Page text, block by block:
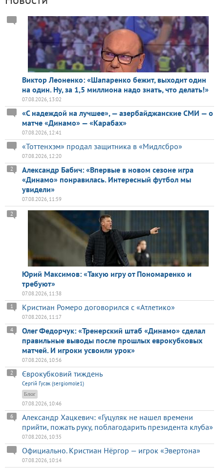
Виктор Леоненко: «Шапаренко бежит, выходит один
на один. Ну, за 1,5 миллиона надо знать, что делать!»
07.08.2026, 13:02
«С надеждой на лучшее», — азербайджанские СМИ — о
матче «Динамо» — «Карабах»
07.08.2026, 12:41
«Тоттенхэм» продал защитника в «Мидлсбро»
07.08.2026, 12:20
Александр Бабич: «Впервые в новом сезоне игра
«Динамо» понравилась. Интересный футбол мы
увидели»
2
07.08.2026, 11:59
Юрий Максимов: «Такую игру от Пономаренко и
требуют»
2
07.08.2026, 11:38
Кристиан Ромеро договорился с «Атлетико»
1
07.08.2026, 11:17
Олег Федорчук: «Тренерский штаб «Динамо» сделал
правильные выводы после прошлых еврокубковых
матчей. И игроки усвоили урок»
4
07.08.2026, 10:56
Єврокубковий тиждень
2
Сергій Гусак (sergiomole1)
Блог
07.08.2026, 10:46
Александр Хацкевич: «Гуцуляк не нашел времени
прийти, пожать руку, поблагодарить президента клуба»
6
07.08.2026, 10:35
Официально. Кристиан Нёргор — игрок «Эвертона»
07.08.2026, 10:14